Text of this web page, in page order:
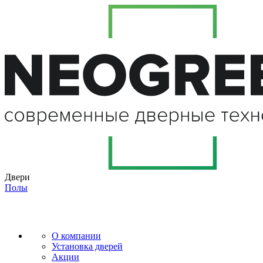
Двери
Полы
О компании
Установка дверей
Акции